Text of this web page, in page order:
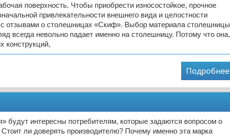
поверхность. Чтобы приобрести износостойкое, прочное
привлекательности внешнего вида и целостности
с отзывами о столешницах «Скиф». Выбор материала столешницы
всегда невольно падает именно на столешницу. Потому что она,
конструкций,
Подробнее
будут интересны потребителям, которые задаются вопросом о
Стоит ли доверять производителю? Почему именно эта марка